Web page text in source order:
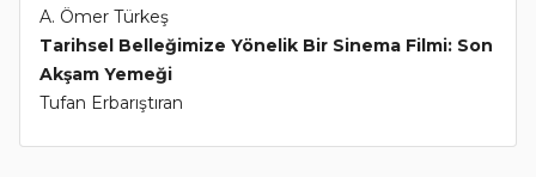
A. Ömer Türkeş
Tarihsel Belleğimize Yönelik Bir Sinema Filmi: Son
Akşam Yemeği
Tufan Erbarıştıran